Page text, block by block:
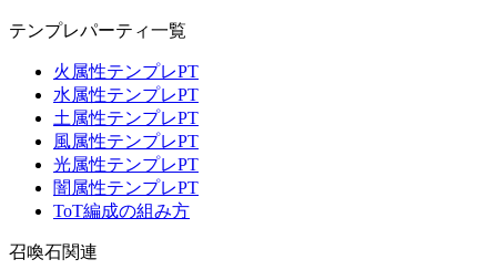
テンプレパーティ一覧
火属性テンプレPT
水属性テンプレPT
土属性テンプレPT
風属性テンプレPT
光属性テンプレPT
闇属性テンプレPT
ToT編成の組み方
召喚石関連